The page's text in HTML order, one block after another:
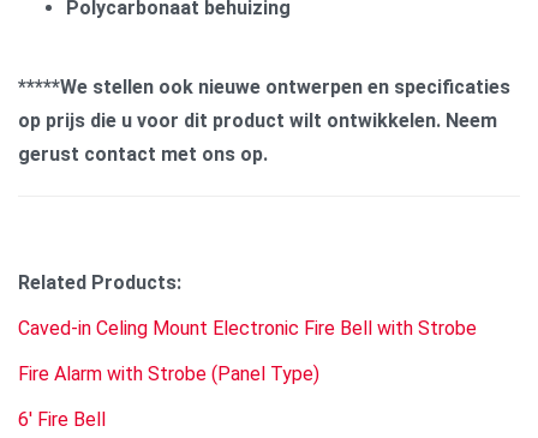
Polycarbonaat behuizing
*****We stellen ook nieuwe ontwerpen en specificaties
op prijs die u voor dit product wilt ontwikkelen. Neem
gerust contact met ons op.
Related Products:
Caved-in Celing Mount Electronic Fire Bell with Strobe
Fire Alarm with Strobe (Panel Type)
6' Fire Bell